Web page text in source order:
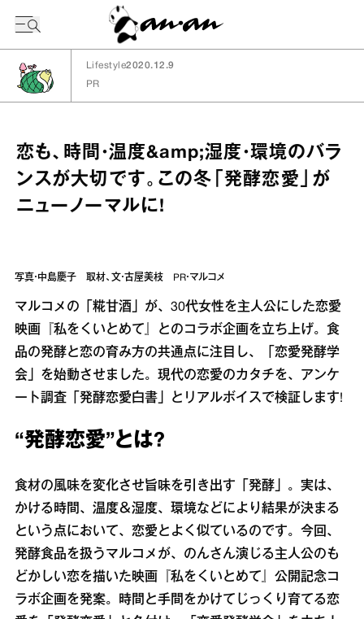
Lifestyle2020.12.9
PR
恋も、時間・温度&amp;湿度・環境のバラ
ンスが大切です。この冬「発酵恋愛」が
ニューノーマルに!
写真・中島慶子 取材、文・古屋美枝 PR・マルコメ
マルコメの「糀甘酒」が、30代女性を主人公にした恋愛
映画『私をくいとめて』とのコラボ企画を立ち上げ。食
品の発酵と恋の育み方の共通点に注目し、「恋愛発酵学
会」を始動させました。現代の恋愛のカタチを、アンケ
ート調査「発酵恋愛白書」とリアルボイスで検証します!
“発酵恋愛”とは?
食材の風味を変化させ旨味を引き出す「発酵」。実は、
かける時間、温度＆湿度、環境などにより結果が決まる
という点において、恋愛とよく似ているのです。今回、
発酵食品を扱うマルコメが、のんさん演じる主人公のも
どかしい恋を描いた映画『私をくいとめて』公開記念コ
ラボ企画を発案。時間と手間をかけてじっくり育てる恋